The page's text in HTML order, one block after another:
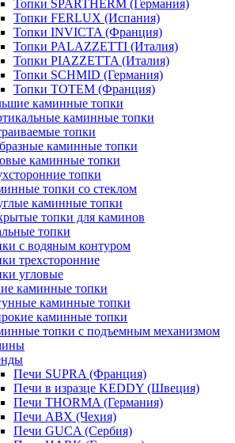
Топки SPARTHERM (Германия)
Топки FERLUX (Испания)
Топки INVICTA (Франция)
Топки PALAZZETTI (Италия)
Топки PIAZZETTA (Италия)
Топки SCHMID (Германия)
Топки TOTEM (Франция)
каминные топки
каминные топки
топки
каминные топки
каминные топки
топки
топки со стеклом
каминные топки
топки для каминов
топки
с водяным контуром
трехсторонние
угловые
каминные топки
каминные топки
каминные топки
топки с подъемным механизмом
Печи SUPRA (Франция)
Печи в изразце KEDDY (Швеция)
Печи THORMA (Германия)
Печи ABX (Чехия)
Печи GUCA (Сербия)